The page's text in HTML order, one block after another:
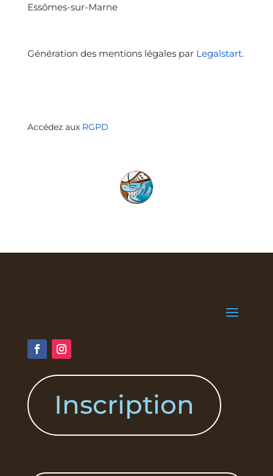
Essômes-sur-Marne
Génération des mentions légales par Legalstart.
Accédez aux RGPD
Inscription